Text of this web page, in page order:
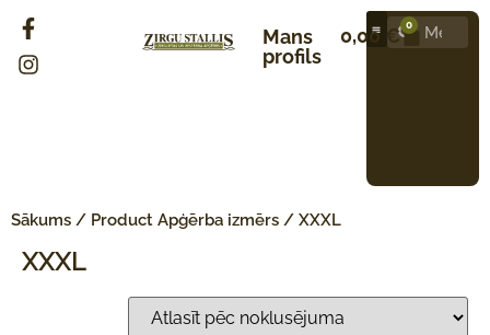
Mans
profils
0,00 € 0
Sākums / Product Apģērba izmērs / XXXL
XXXL